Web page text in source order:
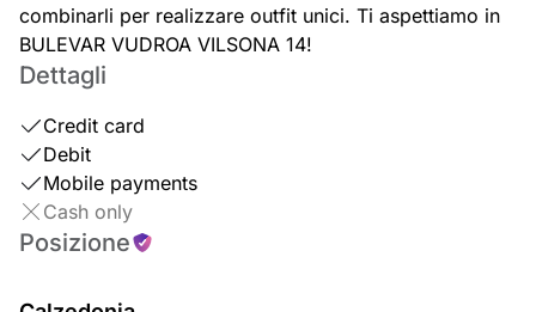
combinarli per realizzare outfit unici. Ti aspettiamo in
BULEVAR VUDROA VILSONA 14!
Dettagli
Credit card
Debit
Mobile payments
Cash only
Posizione